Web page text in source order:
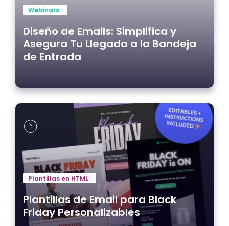
Webinars
Diseño de Emails: Simplifica y
Asegura Tu Llegada a la Bandeja
de Entrada
Plantillas en HTML
Plantillas de Email para Black
Friday Personalizables